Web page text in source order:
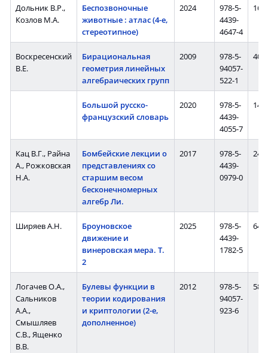
Дольник В.Р.,
Козлов М.А.
Беспозвоночные
животные : атлас (4-е,
стереотипное)
2024
978-5-
4439-
4647-4
160
Воскресенский
В.Е.
Бирациональная
геометрия линейных
алгебраических групп
2009
978-5-
94057-
522-1
408
Большой русско-
французский словарь
2020
978-5-
4439-
4055-7
Кац В.Г., Райна
А., Рожковская
Н.А.
Бомбейские лекции о
представлениях со
старшим весом
бесконечномерных
алгебр Ли.
2017
978-5-
4439-
0979-0
240
Ширяев А.Н.
Броуновское
движение и
винеровская мера. Т.
2
2025
978-5-
4439-
1782-5
640
Логачев О.А.,
Cальников
А.А.,
Смышляев
С.В., Ященко
В.В.
Булевы функции в
теории кодирования
и криптологии (2-е,
дополненное)
2012
978-5-
94057-
923-6
584